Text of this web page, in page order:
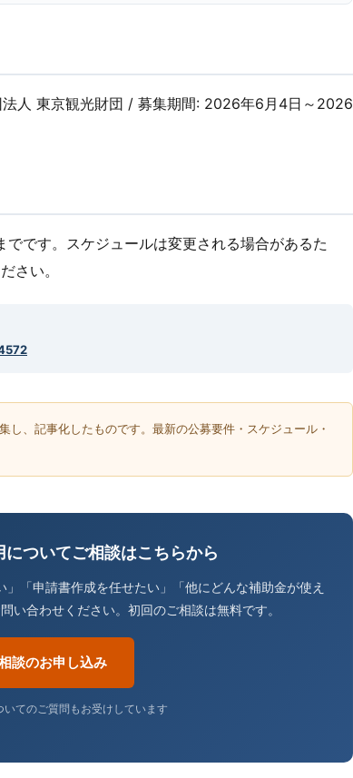
人 東京観光財団 / 募集期間: 2026年6月4日～2026
です。スケジュールは変更される場合があるた
さい。
、記事化したものです。最新の公募要件・スケジュール・
ついてご相談はこちらから
」「申請書作成を任せたい」「他にどんな補助金が使え
い合わせください。初回のご相談は無料です。
談のお申し込み
てのご質問もお受けしています